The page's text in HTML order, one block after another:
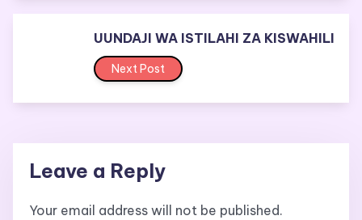
UUNDAJI WA ISTILAHI ZA KISWAHILI
Next Post
Leave a Reply
Your email address will not be published.